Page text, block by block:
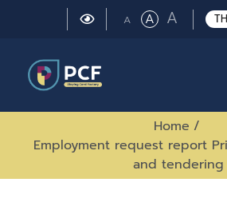
TH
A Small
ARegular
ALarge
font
Home /
Employment request report
and tendering